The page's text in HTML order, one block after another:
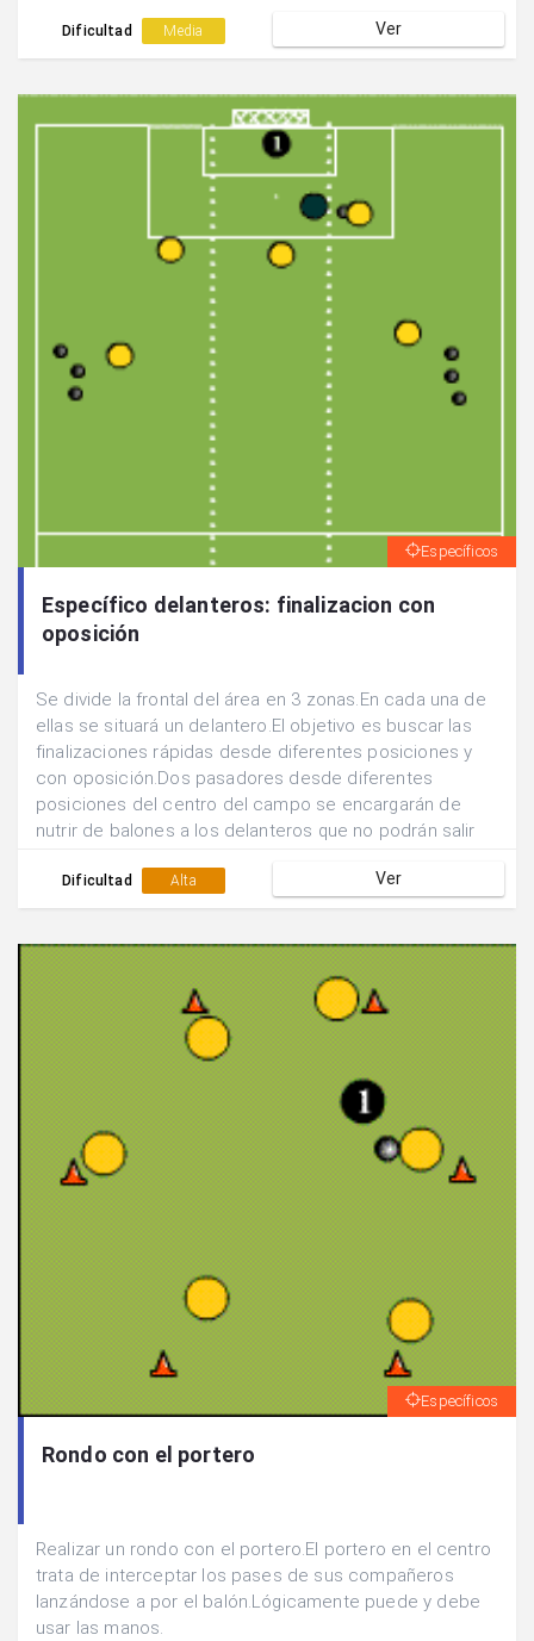
Dificultad Media Ver
Específicos
Específico delanteros: finalizacion con
oposición
Se divide la frontal del área en 3 zonas.En cada una de
ellas se situará un delantero.El objetivo es buscar las
finalizaciones rápidas desde diferentes posiciones y
con oposición.Dos pasadores desde diferentes
posiciones del centro del campo se encargarán de
nutrir de balones a los delanteros que no podrán salir
desplazarse libremente para abortar la acción
ofensiva.Los atacantes tienen posibilidad de combinar
Dificultad Alta Ver
Específicos
Rondo con el portero
Realizar un rondo con el portero.El portero en el centro
trata de interceptar los pases de sus compañeros
lanzándose a por el balón.Lógicamente puede y debe
usar las manos.